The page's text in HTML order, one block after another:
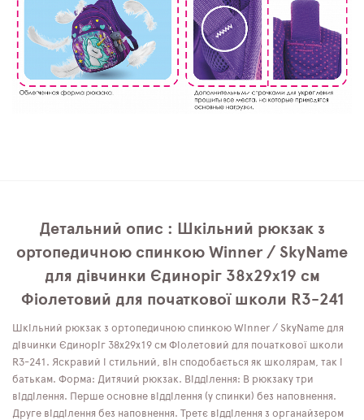
Детальний опис : Шкільний рюкзак з
ортопедичною спинкою Winner / SkyName
для дівчинки Єдиноріг 38х29х19 см
Фіолетовий для початкової школи R3-241
Шкільний рюкзак з ортопедичною спинкою Winner / SkyName для
дівчинки Єдиноріг 38х29х19 см Фіолетовий для початкової школи
R3-241. Яскравий і стильний, він сподобається як школярам, ​​так і
батькам. Форма: Дитячий рюкзак. Відділення: В рюкзаку три
відділення. Перше основне відділення (у спинки) без наповнення.
Друге відділення без наповнення. Третє відділення з органайзером